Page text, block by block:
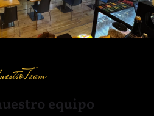
equipo